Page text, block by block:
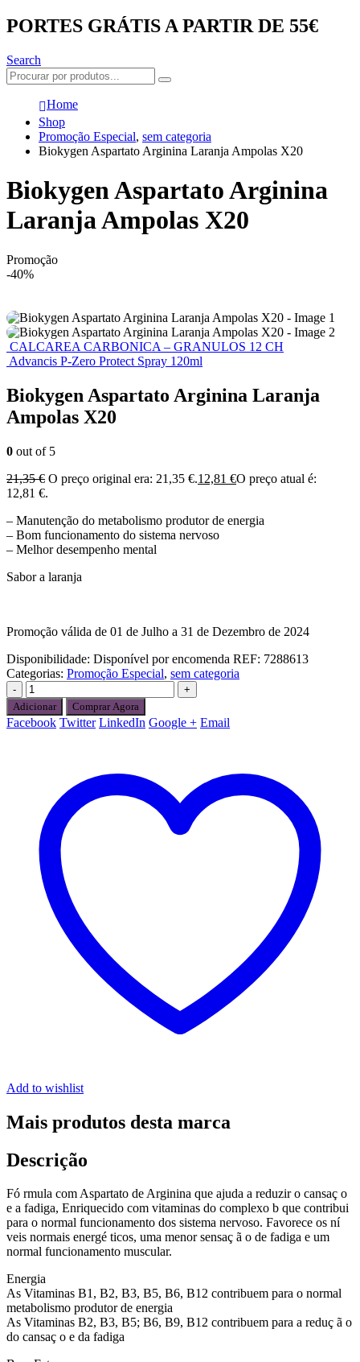
PORTES GRÁTIS A PARTIR DE 55€
Search
Home
Shop
Promoção Especial, sem categoria
Biokygen Aspartato Arginina Laranja Ampolas X20
Biokygen Aspartato Arginina
Laranja Ampolas X20
Promoção
-40%
CALCAREA CARBONICA – GRANULOS 12 CH
Advancis P-Zero Protect Spray 120ml
Biokygen Aspartato Arginina Laranja
Ampolas X20
0 out of 5
21,35€ O preço original era: 21,35 €.12,81 €O preço atual é:
12,81 €.
– Manutenção do metabolismo produtor de energia
– Bom funcionamento do sistema nervoso
– Melhor desempenho mental
Sabor a laranja
Promoção válida de 01 de Julho a 31 de Dezembro de 2024
Disponibilidade: Disponível por encomenda REF: 7288613
Categorias: Promoção Especial, sem categoria
-
+
Adicionar
Comprar Agora
Facebook Twitter LinkedIn Google + Email
Add to wishlist
Mais produtos desta marca
Descrição
Fó rmula com Aspartato de Arginina que ajuda a reduzir o cansaç o
e a fadiga, Enriquecido com vitaminas do complexo b que contribui
para o normal funcionamento dos sistema nervoso. Favorece os ní
veis normais energé ticos, uma menor sensaç ã o de fadiga e um
normal funcionamento muscular.
Energia
As Vitaminas B1, B2, B3, B5, B6, B12 contribuem para o normal
metabolismo produtor de energia
As Vitaminas B2, B3, B5; B6, B9, B12 contribuem para a reduç ã o
do cansaç o e da fadiga